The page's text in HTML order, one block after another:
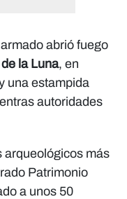
abrió fuego
la Luna, en
una estampida
autoridades
arqueológicos más
Patrimonio
a unos 50